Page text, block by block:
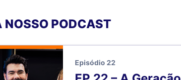
NOSSO PODCAST
Episódio 22